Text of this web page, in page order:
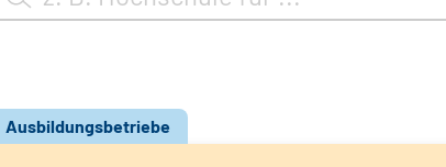
Ausbildungsbetriebe